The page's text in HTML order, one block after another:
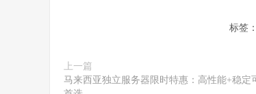
标签：
上一篇
马来西亚独立服务器限时特惠：高性能+稳定